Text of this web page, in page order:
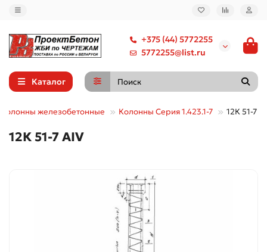
+375 (44) 5772255
5772255@list.ru
Каталог
Колонны железобетонные Колонны Серия 1.423.1-7 12К 51-7
12К 51-7 АIV